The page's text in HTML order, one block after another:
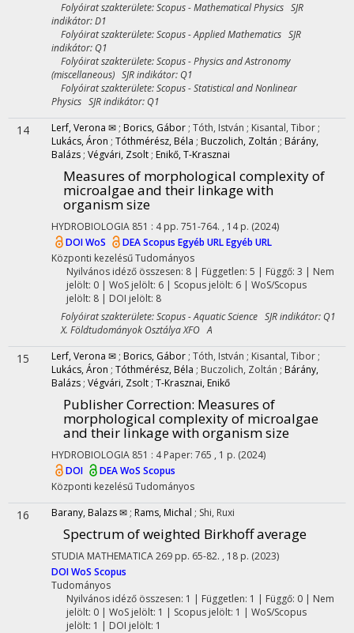
Folyóirat szakterülete: Scopus - Mathematical Physics SJR
indikátor: D1
Folyóirat szakterülete: Scopus - Applied Mathematics SJR
indikátor: Q1
Folyóirat szakterülete: Scopus - Physics and Astronomy
(miscellaneous) SJR indikátor: Q1
Folyóirat szakterülete: Scopus - Statistical and Nonlinear
Physics SJR indikátor: Q1
14 Lerf, Verona ✉ ; Borics, Gábor ; Tóth, István ; Kisantal, Tibor ;
Lukács, Áron ; Tóthmérész, Béla ; Buczolich, Zoltán ; Bárány,
Balázs ; Végvári, Zsolt ; Enikő, T-Krasznai
Measures of morphological complexity of
microalgae and their linkage with
organism size
HYDROBIOLOGIA 851 : 4 pp. 751-764. , 14 p. (2024)
DOIWoS DEAScopus Egyéb URLEgyéb URL
Központi kezelésűTudományos
Nyilvános idéző összesen: 8| Független: 5 | Függő: 3 | Nem
jelölt: 0 | WoS jelölt: 6 | Scopus jelölt: 6 | WoS/Scopus
jelölt: 8 | DOI jelölt: 8
Folyóirat szakterülete: Scopus - Aquatic Science SJR indikátor: Q1
X. Földtudományok Osztálya XFO A
15 Lerf, Verona ✉ ; Borics, Gábor ; Tóth, István ; Kisantal, Tibor ;
Lukács, Áron ; Tóthmérész, Béla ; Buczolich, Zoltán ; Bárány,
Balázs ; Végvári, Zsolt ; T-Krasznai, Enikő
Publisher Correction: Measures of
morphological complexity of microalgae
and their linkage with organism size
HYDROBIOLOGIA 851 : 4 Paper: 765 , 1 p. (2024)
DOI
DEAWoS Scopus
Központi kezelésűTudományos
16 Barany, Balazs ✉ ; Rams, Michal ; Shi, Ruxi
Spectrum of weighted Birkhoff average
STUDIA MATHEMATICA269 pp. 65-82. , 18 p. (2023)
DOIWoS Scopus
Tudományos
Nyilvános idéző összesen: 1 | Független: 1 | Függő: 0 | Nem
jelölt: 0 | WoS jelölt: 1 | Scopus jelölt: 1 | WoS/Scopus
jelölt: 1 | DOI jelölt: 1